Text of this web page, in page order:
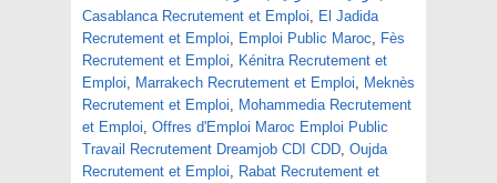
Casablanca Recrutement et Emploi, El Jadida
Recrutement et Emploi, Emploi Public Maroc, Fès
Recrutement et Emploi, Kénitra Recrutement et
Emploi, Marrakech Recrutement et Emploi, Meknès
Recrutement et Emploi, Mohammedia Recrutement
et Emploi, Offres d'Emploi Maroc Emploi Public
Travail Recrutement Dreamjob CDI CDD, Oujda
Recrutement et Emploi, Rabat Recrutement et